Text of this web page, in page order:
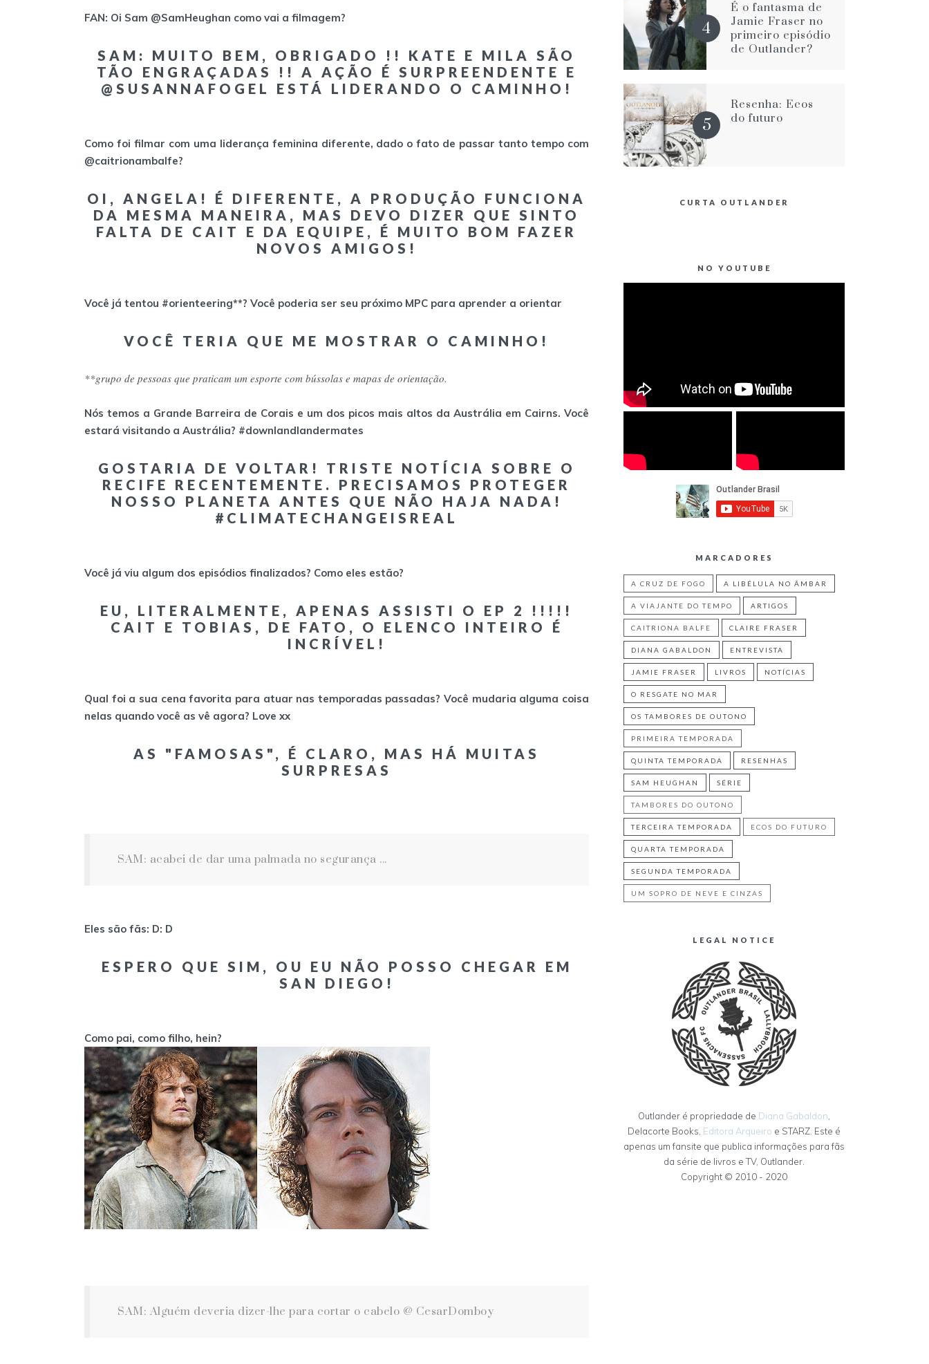
FAN: Oi Sam @SamHeughan como vai a filmagem?
SAM: MUITO BEM, OBRIGADO !! KATE E MILA SÃO
TÃO ENGRAÇADAS !! A AÇÃO É SURPREENDENTE E
@SUSANNAFOGEL ESTÁ LIDERANDO O CAMINHO!
Como foi filmar com uma liderança feminina diferente, dado o fato de passar tanto tempo com
@caitrionambalfe?
OI, ANGELA! É DIFERENTE, A PRODUÇÃO FUNCIONA
DA MESMA MANEIRA, MAS DEVO DIZER QUE SINTO
FALTA DE CAIT E DA EQUIPE, É MUITO BOM FAZER
NOVOS AMIGOS!
Você já tentou #orienteering**? Você poderia ser seu próximo MPC para aprender a orientar
VOCÊ TERIA QUE ME MOSTRAR O CAMINHO!
**grupo de pessoas que praticam um esporte com bússolas e mapas de orientação.
Nós temos a Grande Barreira de Corais e um dos picos mais altos da Austrália em Cairns. Você
estará visitando a Austrália? #downlandlandermates
GOSTARIA DE VOLTAR! TRISTE NOTÍCIA SOBRE O
RECIFE RECENTEMENTE. PRECISAMOS PROTEGER
NOSSO PLANETA ANTES QUE NÃO HAJA NADA!
#CLIMATECHANGEISREAL
Você já viu algum dos episódios finalizados? Como eles estão?
EU, LITERALMENTE, APENAS ASSISTI O EP 2 !!!!!
CAIT E TOBIAS, DE FATO, O ELENCO INTEIRO É
INCRÍVEL!
Qual foi a sua cena favorita para atuar nas temporadas passadas? Você mudaria alguma coisa
nelas quando você as vê agora? Love xx
AS "FAMOSAS", É CLARO, MAS HÁ MUITAS
SURPRESAS
SAM: acabei de dar uma palmada no segurança ...
Eles são fãs: D: D
ESPERO QUE SIM, OU EU NÃO POSSO CHEGAR EM
SAN DIEGO!
Como pai, como filho, hein?
SAM: Alguém deveria dizer-lhe para cortar o cabelo @ CesarDomboy
É o fantasma de
Jamie Fraser no
primeiro episódio
de Outlander?
Resenha: Ecos
do futuro
CURTA OUTLANDER
NO YOUTUBE
MARCADORES
A CRUZ DE FOGO A LIBÉLULA NO ÂMBAR
A VIAJANTE DO TEMPO ARTIGOS
CAITRIONA BALFE CLAIRE FRASER
DIANA GABALDON ENTREVISTA
JAMIE FRASER LIVROS NOTÍCIAS
O RESGATE NO MAR
OS TAMBORES DE OUTONO
PRIMEIRA TEMPORADA
QUINTA TEMPORADA RESENHAS
SAM HEUGHAN SÉRIE
TAMBORES DO OUTONO
TERCEIRA TEMPORADA ECOS DO FUTURO
QUARTA TEMPORADA
SEGUNDA TEMPORADA
UM SOPRO DE NEVE E CINZAS
LEGAL NOTICE
Outlander é propriedade de Diana Gabaldon,
Delacorte Books, Editora Arqueiro e STARZ. Este é
apenas um fansite que publica informações para fãs
da série de livros e TV, Outlander.
Copyright © 2010 - 2020